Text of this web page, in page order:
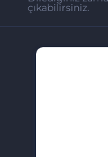
çıkabilirsiniz.